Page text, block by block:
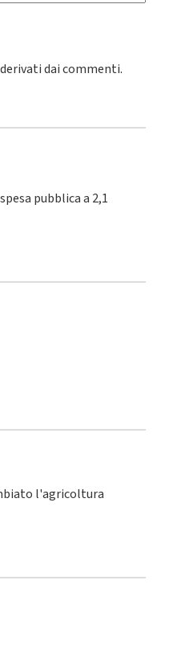
dai commenti.
pubblica a 2,1
l'agricoltura